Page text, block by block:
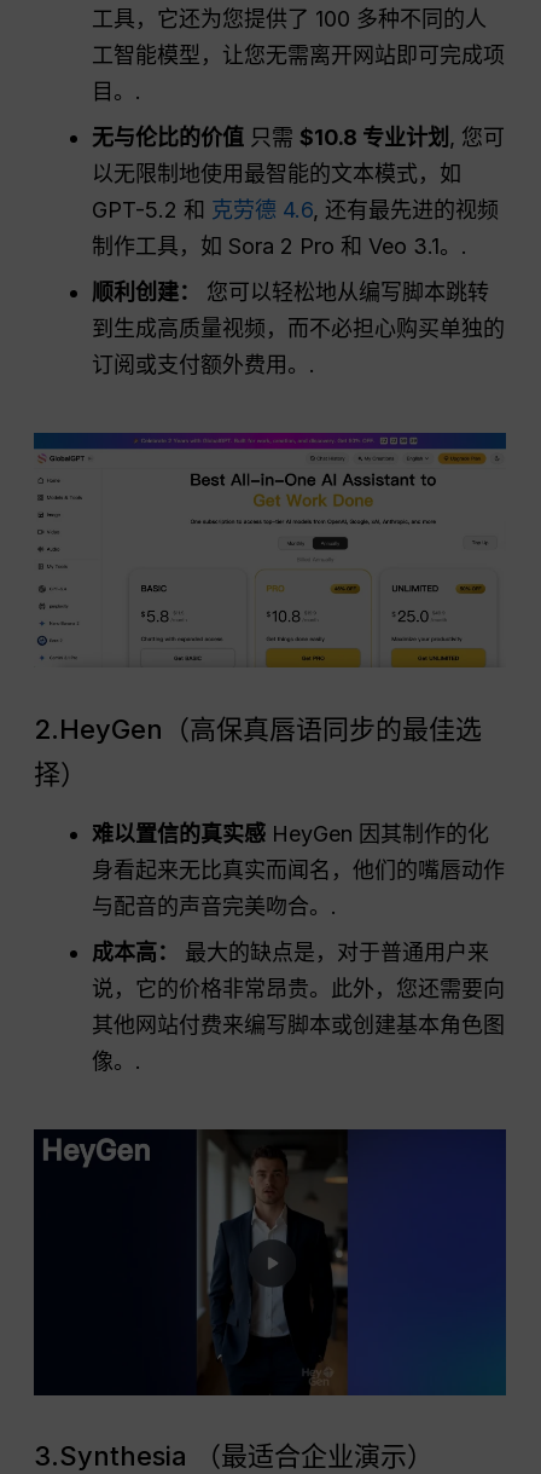
工具，它还为您提供了 100 多种不同的人
工智能模型，让您无需离开网站即可完成项
目。.
无与伦比的价值 只需$10.8 专业计划 , 您可
以无限制地使用最智能的文本模式，如
GPT-5.2 和 克劳德 4.6, 还有最先进的视频
制作工具，如 Sora 2 Pro 和 Veo 3.1。.
顺利创建：
您可以轻松地从编写脚本跳转
到生成高质量视频，而不必担心购买单独的
订阅或支付额外费用。.
2.HeyGen（高保真唇语同步的最佳选
择）
难以置信的真实感 HeyGen 因其制作的化
身看起来无比真实而闻名，他们的嘴唇动作
与配音的声音完美吻合。.
成本高：
最大的缺点是，对于普通用户来
说，它的价格非常昂贵。此外，您还需要向
其他网站付费来编写脚本或创建基本角色图
像。.
3.Synthesia （最适合企业演示）